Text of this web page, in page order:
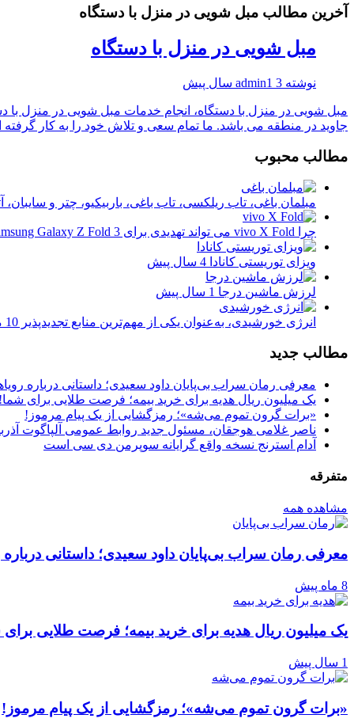
آخرین مطالب مبل شویی در منزل با دستگاه
مبل شویی در منزل با دستگاه
نوشته admin1 3 سال پیش
مبل شویی در منزل با دستگاه، انجام خدمات مبل شویی در منزل
جاوید در منطقه می باشد. ما تمام سعی و تلاش خود را به کار گرفته
مطالب محبوب
مبلمان باغی، تاب ریلکسی، تاب باغی، باربیکیو، چتر و سایبان،
چرا vivo X Fold می تواند تهدیدی برای Samsung Galaxy Z Fold 3 باشد
ویزای توریستی کانادا 4 سال پیش
لرزش ماشین درجا 1 سال پیش
انرژی خورشیدی، به‌عنوان یکی از مهم‌ترین منابع تجدیدپذیر 10 ماه پیش
مطالب جدید
معرفی رمان سراب بی‌پایان داود سعیدی؛ داستانی درباره
یک میلیون ریال هدیه برای خرید بیمه؛ فرصت طلایی برای شما!
«برات گرون تموم می‌شه»؛ رمزگشایی از یک پیام مرموز!
ناصر غلامی هوجقان، مسئول جدید روابط عمومی آلپاگوت
آدام استرنج نسخه واقع گرایانه سوپرمن دی سی است
متفرقه
مشاهده همه
معرفی رمان سراب بی‌پایان داود سعیدی؛ داستانی
8 ماه پیش
یک میلیون ریال هدیه برای خرید بیمه؛ فرصت طلایی
1 سال پیش
«برات گرون تموم می‌شه»؛ رمزگشایی از یک پیام مرموز!